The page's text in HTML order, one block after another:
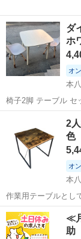
ダ
ホ
オ
本
椅子2脚 テーブル セット価格に
す。
2
色
オ
本
作業用テーブルとし
70×70×71（高さ）
青森 八戸市
≪
助